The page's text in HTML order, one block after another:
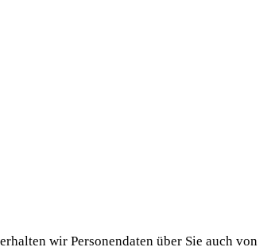
wir Personendaten über Sie auch von